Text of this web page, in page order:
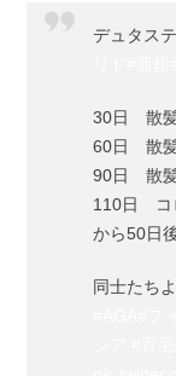
デュタス
30日 散
60日 散
90日 散
110日 コ
から50日
同士たち